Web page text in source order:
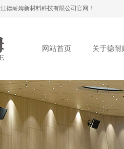
德耐姆新材料科技有限公司官网！
网站首页 关于德耐